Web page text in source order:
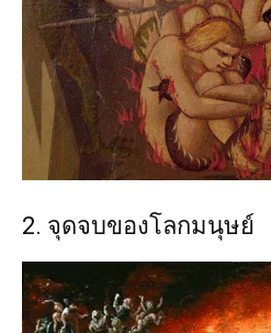
2. จุดจบของโลกมนุษย์